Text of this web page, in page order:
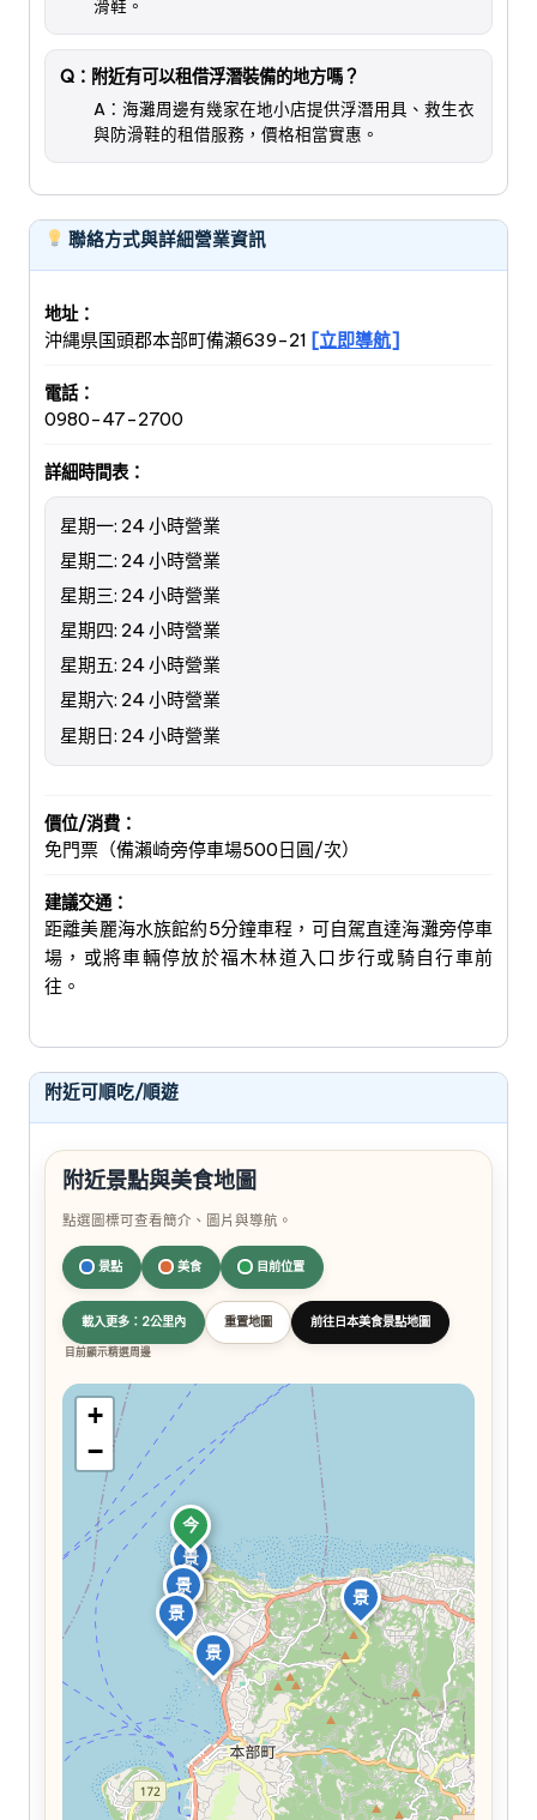
滑鞋。
Q：附近有可以租借浮潛裝備的地方嗎？
A：海灘周邊有幾家在地小店提供浮潛用具、救生衣
與防滑鞋的租借服務，價格相當實惠。
聯絡方式與詳細營業資訊
地址：
沖縄県国頭郡本部町備瀬639-21 [立即導航]
電話：
0980-47-2700
詳細時間表：
星期一: 24 小時營業
星期二: 24 小時營業
星期三: 24 小時營業
星期四: 24 小時營業
星期五: 24 小時營業
星期六: 24 小時營業
星期日: 24 小時營業
價位/消費：
免門票（備瀨崎旁停車場500日圓/次）
建議交通：
距離美麗海水族館約5分鐘車程，可自駕直達海灘旁停車
場，或將車輛停放於福木林道入口步行或騎自行車前
往。
附近可順吃/順遊
附近景點與美食地圖
點選圖標可查看簡介、圖片與導航。
景點 美食 目前位置
載入更多：2公里內 重置地圖 前往日本美食景點地圖
目前顯示精選周邊
今
景
景
景
景
景
景
+
−